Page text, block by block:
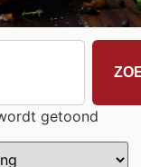
getoond